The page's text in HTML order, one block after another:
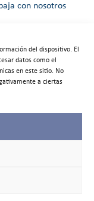
del dispositivo. El
datos como el
en este sitio. No
a ciertas
con nosotros
de espacios